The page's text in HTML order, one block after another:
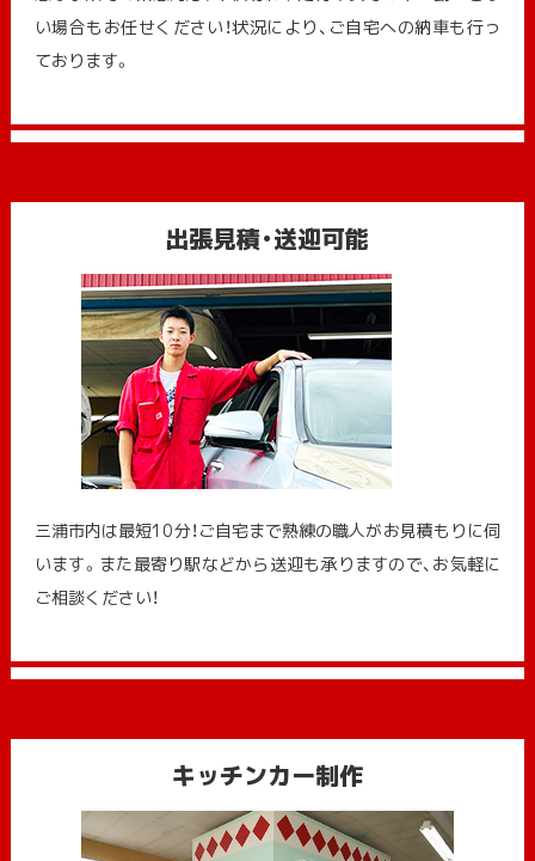
い場合もお任せください！状況により、ご自宅への納⾞も⾏っ
ております。
出張見積・送迎可能
三浦市内は最短10分！ご自宅まで熟練の職人がお見積もりに伺
います。また最寄り駅などから送迎も承りますので、お気軽に
ご相談ください！
キッチンカー制作